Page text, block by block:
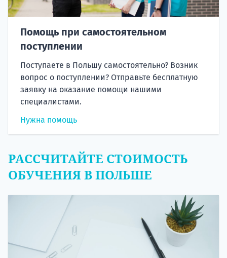
Помощь при самостоятельном
поступлении
Поступаете в Польшу самостоятельно? Возник
вопрос о поступлении? Отправьте бесплатную
заявку на оказание помощи нашими
специалистами.
Нужна помощь
РАССЧИТАЙТЕ СТОИМОСТЬ
ОБУЧЕНИЯ В ПОЛЬШЕ